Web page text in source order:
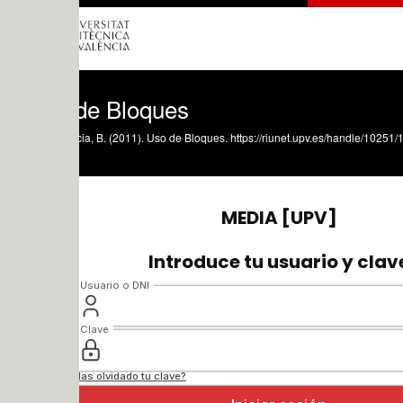
Bloques
B. (2011). Uso de Bloques. https://riunet.upv.es/handle/10251/11052